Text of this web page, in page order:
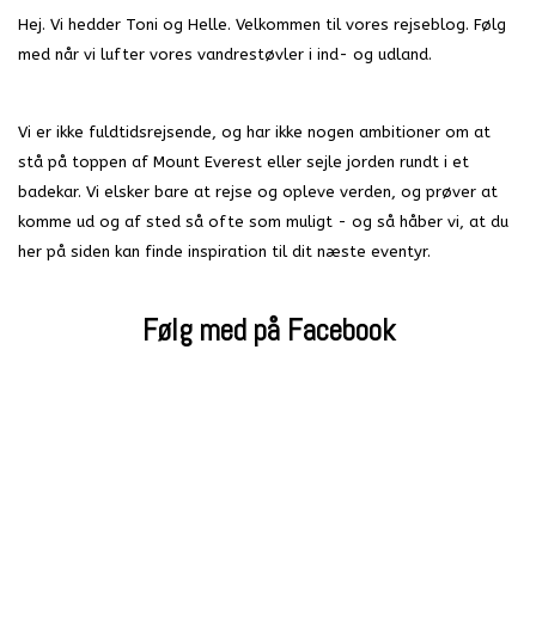
Hej. Vi hedder Toni og Helle. Velkommen til vores rejseblog. Følg
med når vi lufter vores vandrestøvler i ind- og udland.
Vi er ikke fuldtidsrejsende, og har ikke nogen ambitioner om at
stå på toppen af Mount Everest eller sejle jorden rundt i et
badekar. Vi elsker bare at rejse og opleve verden, og prøver at
komme ud og af sted så ofte som muligt - og så håber vi, at du
her på siden kan finde inspiration til dit næste eventyr.
Følg med på Facebook